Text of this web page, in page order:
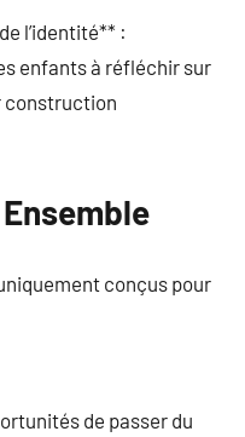
l’identité** :
enfants à réfléchir sur
construction
conçus pour
de passer du